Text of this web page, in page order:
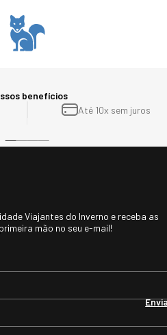
benefícios
Até 10x sem juros
Viajantes do Inverno e receba as
mão no seu e-mail!